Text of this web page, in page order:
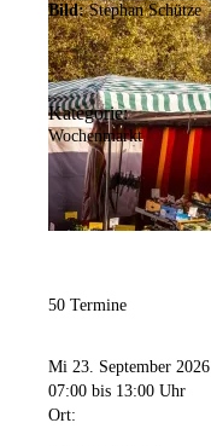
Bild: Stephan Schütze
Kategorie:
Wochenmarkt
50 Termine
Mi 23. September 2026
07:00 bis 13:00 Uhr
Ort: